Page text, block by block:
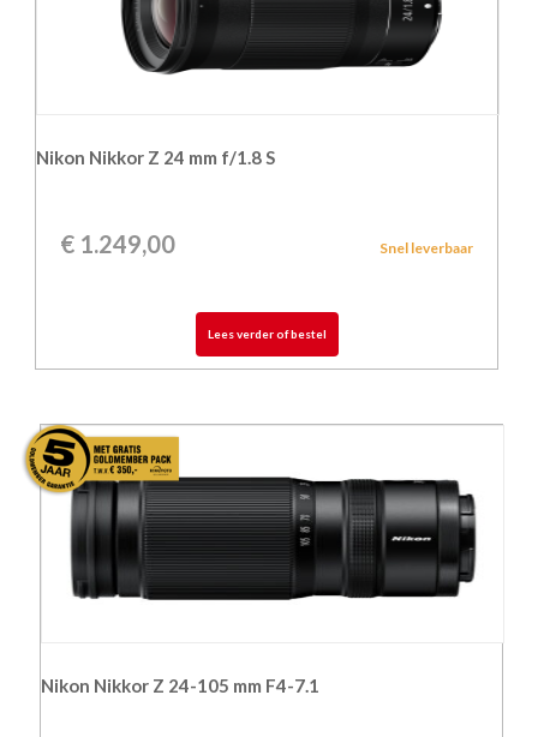
Nikon Nikkor Z 24 mm f/1.8 S
€ 1.249,00 Snel leverbaar
Lees verder of bestel
Nikon Nikkor Z 24-105 mm F4-7.1